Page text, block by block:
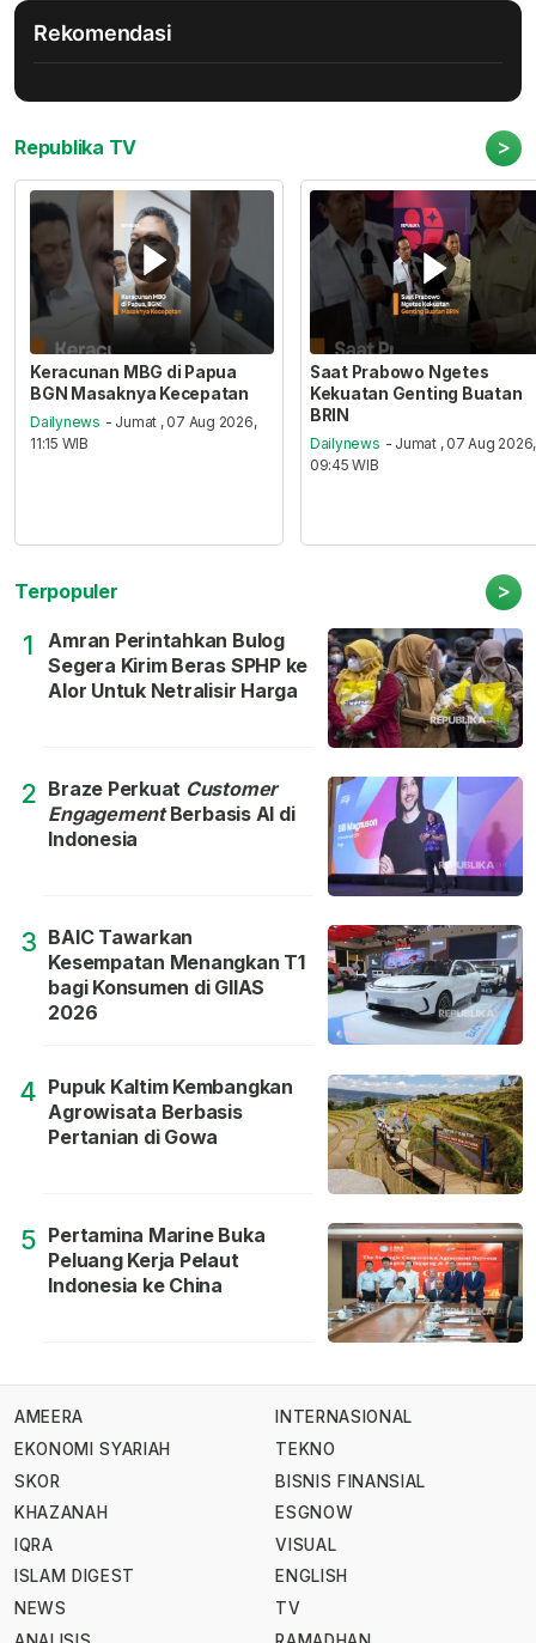
Rekomendasi
Republika TV >
Keracunan MBG di Papua
BGN Masaknya Kecepatan
Dailynews - Jumat , 07 Aug 2026,
11:15 WIB
Saat Prabowo Ngetes
Kekuatan Genting Buatan
BRIN
Dailynews - Jumat , 07 Aug 2026,
09:45 WIB
Terpopuler >
1
Amran Perintahkan Bulog
Segera Kirim Beras SPHP ke
Alor Untuk Netralisir Harga
2 Braze Perkuat Customer
EngagementBerbasis AI di
Indonesia
3 BAIC Tawarkan
Kesempatan Menangkan T1
bagi Konsumen di GIIAS
2026
4 Pupuk Kaltim Kembangkan
Agrowisata Berbasis
Pertanian di Gowa
5 Pertamina Marine Buka
Peluang Kerja Pelaut
Indonesia ke China
AMEERA
EKONOMI SYARIAH
SKOR
KHAZANAH
IQRA
ISLAM DIGEST
NEWS
INTERNASIONAL
TEKNO
BISNIS FINANSIAL
ESGNOW
VISUAL
ENGLISH
TV